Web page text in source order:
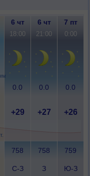
6 чт 6 чт 7 пт
18:00 21:00 0:00
0.0 0.0 0.0
+29 +27 +26
758 758 759
С-З
З
Ю-З